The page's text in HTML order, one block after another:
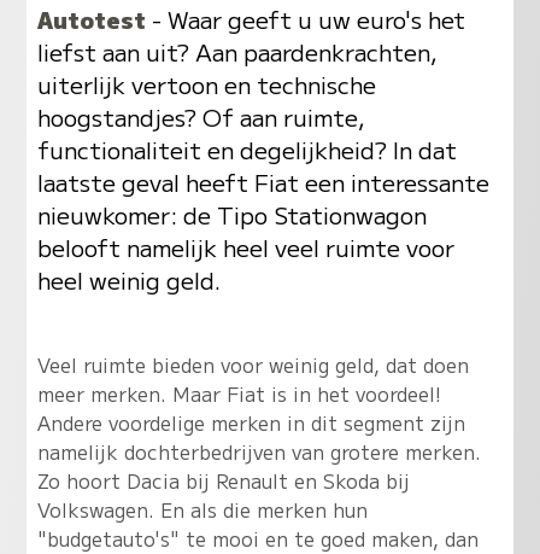
Autotest - Waar geeft u uw euro's het
liefst aan uit? Aan paardenkrachten,
uiterlijk vertoon en technische
hoogstandjes? Of aan ruimte,
functionaliteit en degelijkheid? In dat
laatste geval heeft Fiat een interessante
nieuwkomer: de Tipo Stationwagon
belooft namelijk heel veel ruimte voor
heel weinig geld.
Veel ruimte bieden voor weinig geld, dat doen
meer merken. Maar Fiat is in het voordeel!
Andere voordelige merken in dit segment zijn
namelijk dochterbedrijven van grotere merken.
Zo hoort Dacia bij Renault en Skoda bij
Volkswagen. En als die merken hun
"budgetauto's" te mooi en te goed maken, dan